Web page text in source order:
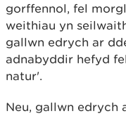
gorffennol, fel
weithiau yn
gallwn edrych ar
adnabyddir hefyd
natur'.
Neu, gallwn edrych